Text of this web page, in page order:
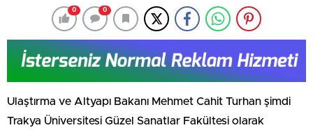
0 0
Ulaştırma ve Altyapı Bakanı Mehmet Cahit Turhan şimdi
Trakya Üniversitesi Güzel Sanatlar Fakültesi olarak